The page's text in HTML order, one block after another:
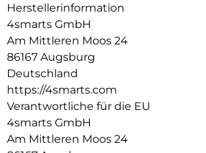
einfacher zu montieren als eine
mitgelieferten Reinigungsset lässt sich
staubfrei anbringen. Und wenn es Zeit ist,
auszutauschen, ist das genauso einfach.
Glass erhalten Sie einen effektiven und
Displayschutz für Ihr mobiles Gerät.
Kristallklare Qualität:
Der Displayschutz bietet nicht nur
Nutzung des Touchscreens. Trotz seiner
Herstellerinformation
4smarts GmbH
Am Mittleren Moos 24
86167 Augsburg
Deutschland
https://4smarts.com
Verantwortliche für die EU
4smarts GmbH
Am Mittleren Moos 24